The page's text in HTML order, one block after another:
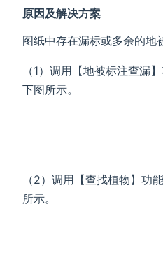
原因及解决方案
图纸中存在漏标或多余的地
（1）调用【地被标注查漏
下图所示。
（2）调用【查找植物】功
所示。